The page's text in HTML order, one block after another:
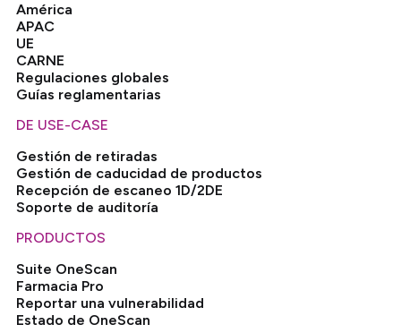
América
APAC
UE
CARNE
Regulaciones globales
Guías reglamentarias
DE USE-CASE
Gestión de retiradas
Gestión de caducidad de productos
Recepción de escaneo 1D/2DE
Soporte de auditoría
PRODUCTOS
Suite OneScan
Farmacia Pro
Reportar una vulnerabilidad
Estado de OneScan